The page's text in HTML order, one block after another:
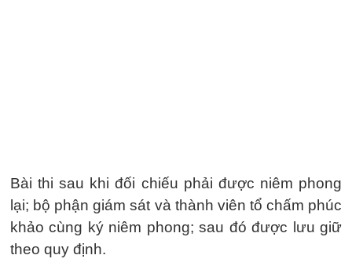
Bài thi sau khi đối chiếu phải được niêm phong
lại; bộ phận giám sát và thành viên tổ chấm phúc
khảo cùng ký niêm phong; sau đó được lưu giữ
theo quy định.